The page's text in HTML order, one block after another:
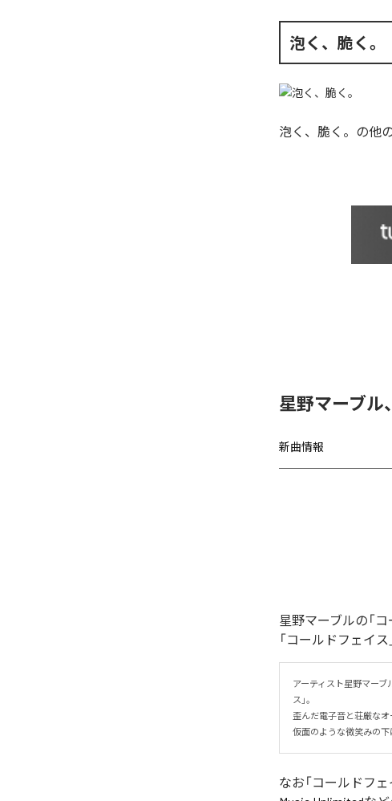
泡く、脆く。
泡く、脆く。 の他
星野マーブル
新曲情報
星野マーブルの「
「コールドフェイス
アーティスト星野マー
ス」。
歪んだ電子音と荘厳な
仮面のような微笑みの下
なお「コールドフェ